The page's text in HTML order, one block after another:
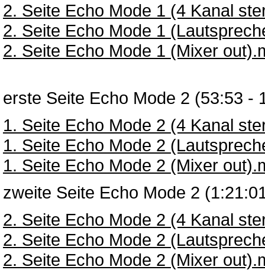
2. Seite Echo Mode 1 (4 Kanal
2. Seite Echo Mode 1
2. Seite Echo Mode 1 (Mixer
erste Seite Echo Mode 2 (53:53 -
1. Seite Echo Mode 2 (4 Kanal
1. Seite Echo Mode 2
1. Seite Echo Mode 2 (Mixer
zweite Seite Echo Mode 2
2. Seite Echo Mode 2 (4 Kanal
2. Seite Echo Mode 2
2. Seite Echo Mode 2 (Mixer